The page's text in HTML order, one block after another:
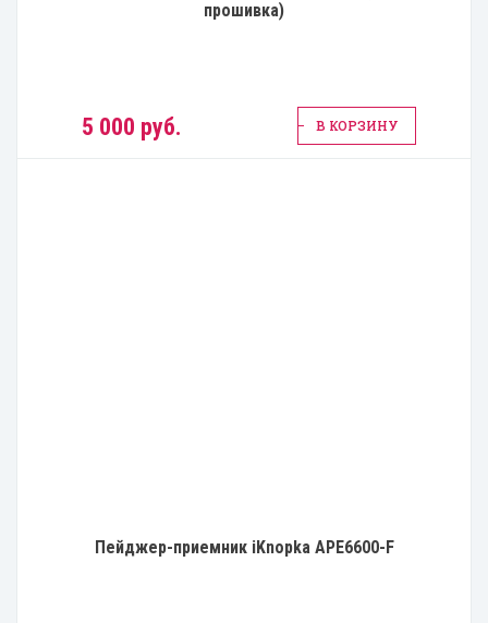
прошивка)
5 000 руб. В КОРЗИНУ
Пейджер-приемник iKnopka APE6600-F